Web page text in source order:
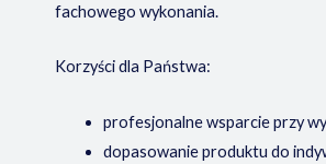
fachowego wykonania.
Korzyści dla Państwa:
profesjonalne wsparcie przy
dopasowanie produktu do